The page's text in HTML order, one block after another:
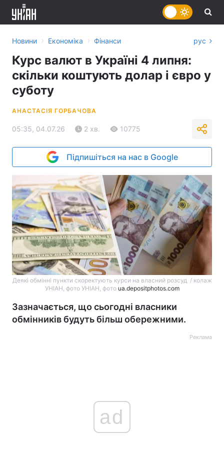
Новини › Економіка › Фінанси рус
Курс валют в Україні 4 липня:
скільки коштують долар і євро у
суботу
АНАСТАСІЯ ГОРБАЧОВА
05:35, 04.07.26 2 хв. 10775
Підпишіться на нас в Google
Деякі обмінні пункти скоректують курси на власний розсуд / колаж
УНІАН, фото УНІАН, фото ua.depositphotos.com
Зазначається, що сьогодні власники
обмінників будуть більш обережними.
Реклама
ad